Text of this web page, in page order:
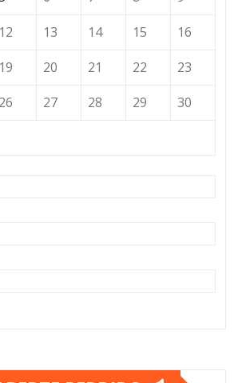
12 13 14 15
16
19 20 21 22
23
26 27 28 29
30